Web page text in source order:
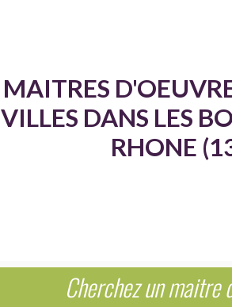
MAITRES
VILLES DANS LES
RHONE
Cherchez un maitre